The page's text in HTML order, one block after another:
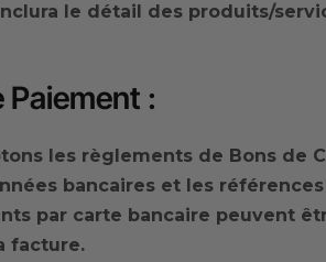
le détail des produits/
Paiement :
les règlements de Bons de
bancaires et les
par carte bancaire peuvent
facture.